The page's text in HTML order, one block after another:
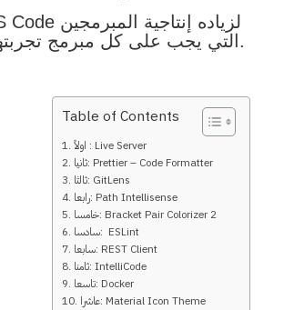
التي يجب على كل مبرمج تجربتها في 2025.
Table of Contents
اولاً : Live Server
ثانيا: Prettier – Code Formatter
ثالثا: GitLens
رابعا: Path Intellisense
خامسا: Bracket Pair Colorizer 2
سادسا: ESLint
سابعا: REST Client
ثامنا: IntelliCode
تاسعا: Docker
عاشرا: Material Icon Theme